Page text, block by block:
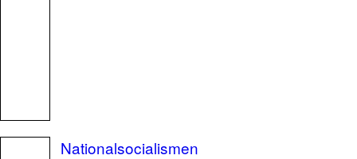
Nationalsocialismen